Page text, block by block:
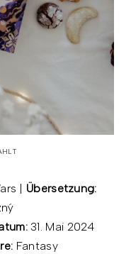
| Übersetzung:
31. Mai 2024
Fantasy